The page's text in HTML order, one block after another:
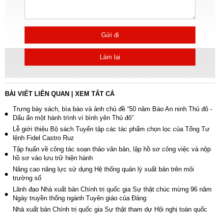
Gửi đi
Làm lại
BÀI VIẾT LIÊN QUAN XEM TẤT CẢ
Trưng bày sách, bìa báo và ảnh chủ đề “50 năm Báo An ninh Thủ đô -
Dấu ấn một hành trình vì bình yên Thủ đô”
Lễ giới thiệu Bộ sách Tuyển tập các tác phẩm chọn lọc của Tổng Tư
lệnh Fidel Castro Ruz
Tập huấn về công tác soạn thảo văn bản, lập hồ sơ công việc và nộp
hồ sơ vào lưu trữ hiện hành
Nâng cao năng lực sử dụng Hệ thống quản lý xuất bản trên môi
trường số
Lãnh đạo Nhà xuất bản Chính trị quốc gia Sự thật chúc mừng 96 năm
Ngày truyền thống ngành Tuyên giáo của Đảng
Nhà xuất bản Chính trị quốc gia Sự thật tham dự Hội nghị toàn quốc